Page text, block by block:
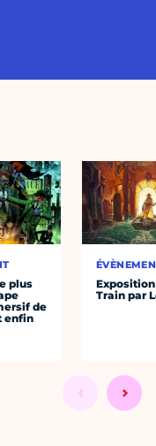
plus
de
enfin
Exposition
Train par